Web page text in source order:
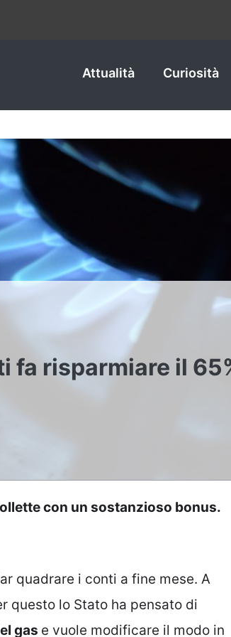
Attualità Curiosità
fa risparmiare il
con un sostanzioso bonus.
quadrare i conti a fine mese. A
questo lo Stato ha pensato di
gas e vuole modificare il modo in